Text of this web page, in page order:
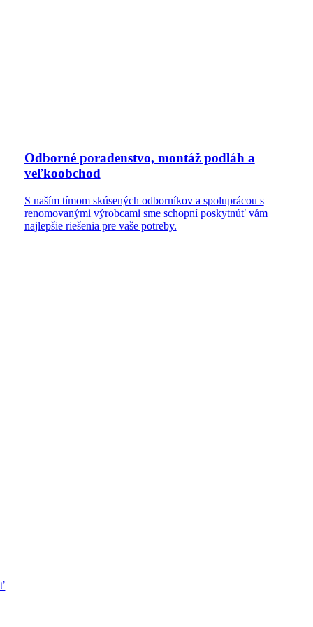
Odborné poradenstvo, montáž podláh a
veľkoobchod
S naším tímom skúsených odborníkov a spoluprácou s
renomovanými výrobcami sme schopní poskytnúť vám
najlepšie riešenia pre vaše potreby.